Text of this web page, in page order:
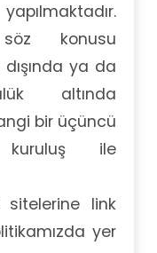
söz konusu
ya da
altında
bir üçüncü
ile
link
yer